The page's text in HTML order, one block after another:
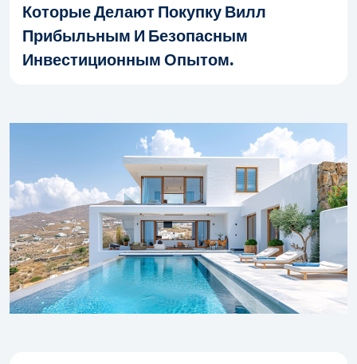
Которые Делают Покупку Вилл
Прибыльным И Безопасным
Инвестиционным Опытом.